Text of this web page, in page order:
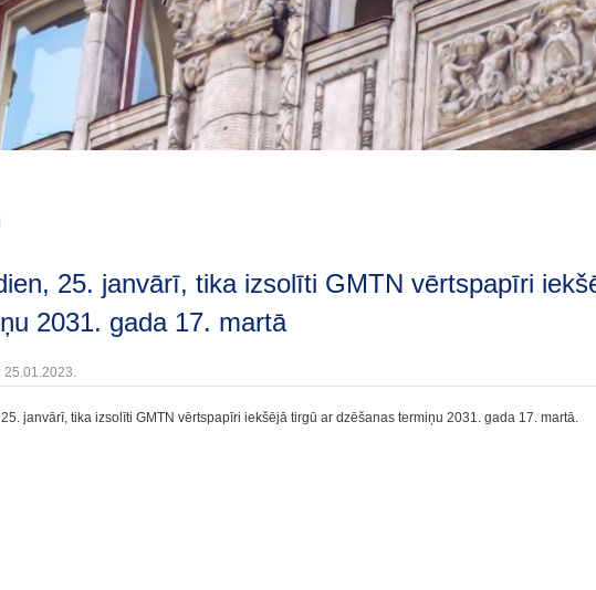
2031. gada 17. martā
25.01.2023.
janvārī, tika izsolīti GMTN vērtspapīri iekšējā tirgū ar dzēšanas termiņu 2031. gada 17. martā.